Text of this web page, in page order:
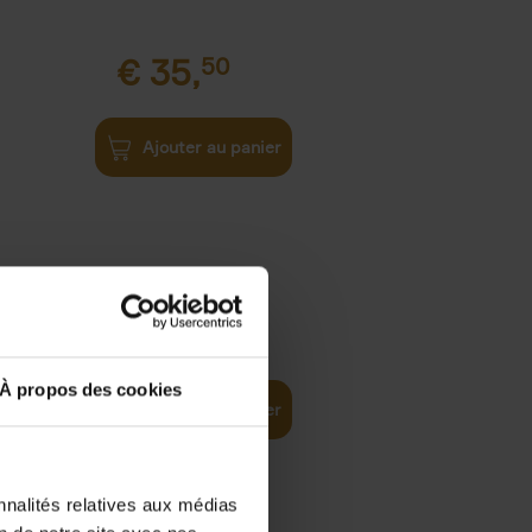
À propos des cookies
relatives aux médias
€ 35,50
Ajouter au panier
37,50
Ajouter au panier